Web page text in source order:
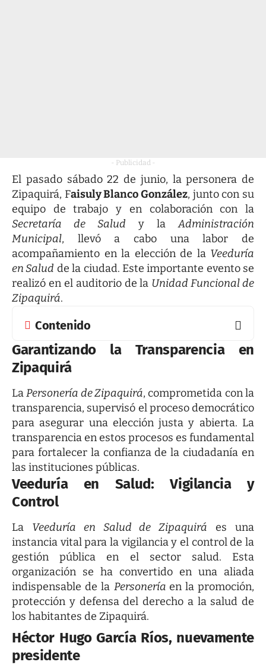
- Publicidad -
El pasado sábado 22 de junio, la personera de
Zipaquirá, Faisuly Blanco González, junto con su
equipo de trabajo y en colaboración con la
Secretaría de Salud y laAdministración
Municipal, llevó a cabo una labor de
acompañamiento en la elección de la Veeduría
en Salud de la ciudad. Este importante evento se
realizó en el auditorio de la Unidad Funcional de
Zipaquirá.
Contenido
Garantizando la Transparencia en
Zipaquirá
LaPersonería de Zipaquirá, comprometida con la
transparencia, supervisó el proceso democrático
para asegurar una elección justa y abierta. La
transparencia en estos procesos es fundamental
para fortalecer la confianza de la ciudadanía en
las instituciones públicas.
Veeduría en Salud: Vigilancia y
Control
La Veeduría en Salud de Zipaquirá es una
instancia vital para la vigilancia y el control de la
gestión pública en el sector salud. Esta
organización se ha convertido en una aliada
indispensable de la Personería en la promoción,
protección y defensa del derecho a la salud de
los habitantes de Zipaquirá.
Héctor Hugo García Ríos, nuevamente
presidente